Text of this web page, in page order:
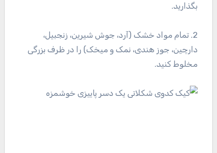
بگذارید.
2. تمام مواد خشک (آرد، جوش شیرین، زنجبیل،
دارچین، جوز هندی، نمک و میخک) را در ظرف بزرگی
مخلوط کنید.